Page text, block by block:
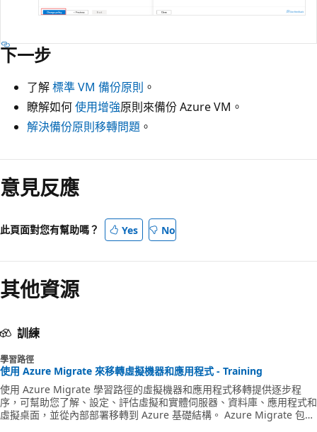
下一步
了解標準 VM 備份原則 。
瞭解如何使用增強原則來備份 Azure VM。
解決備份原則移轉問題 。
意見反應
此頁面對您有幫助嗎？ Yes No
其他資源
訓練
學習路徑
使用 Azure Migrate 來移轉虛擬機器和應用程式 - Training
使用 Azure Migrate 學習路徑的虛擬機器和應用程式移轉提供逐步程
序，可幫助您了解、設定、評估虛擬和實體伺服器、資料庫、應用程式和
虛擬桌面，並從內部部署移轉到 Azure 基礎結構。 Azure Migrate 包含